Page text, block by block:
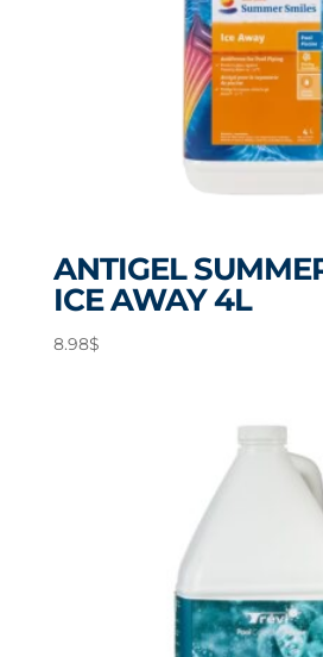
ANTIGEL
ICE AWAY 4L
8.98$